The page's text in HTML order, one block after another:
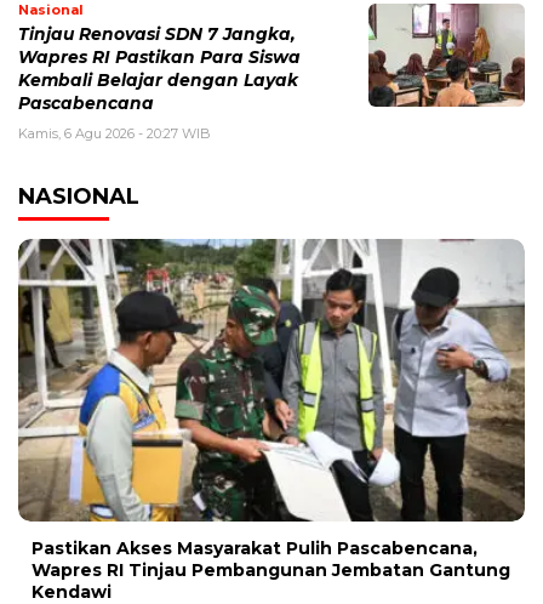
Nasional
Tinjau Renovasi SDN 7 Jangka,
Wapres RI Pastikan Para Siswa
Kembali Belajar dengan Layak
Pascabencana
Kamis, 6 Agu 2026 - 20:27 WIB
NASIONAL
Pastikan Akses Masyarakat Pulih Pascabencana,
Wapres RI Tinjau Pembangunan Jembatan Gantung
Kendawi